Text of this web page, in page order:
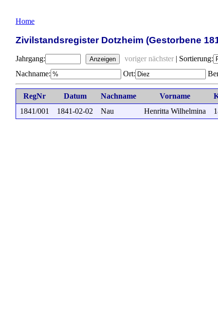
Home
Zivilstandsregister Dotzheim (Gestorbene
Jahrgang: Anzeigen voriger nächster | Sortierung:
Nachname:
Ort:
RegNr Datum Nachname Vorname
1841/001
1841-02-02 Nau Henritta Wilhelmina